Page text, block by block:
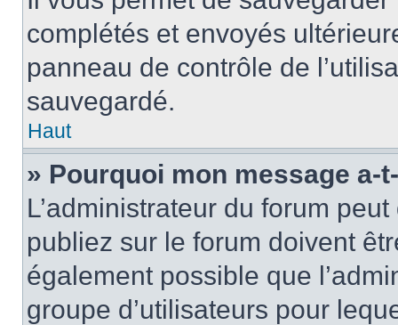
complétés et envoyés
panneau de contrôle de
sauvegardé.
Haut
» Pourquoi mon message a-
L’administrateur du forum
publiez sur le forum doivent
également possible que
groupe d’utilisateurs pour